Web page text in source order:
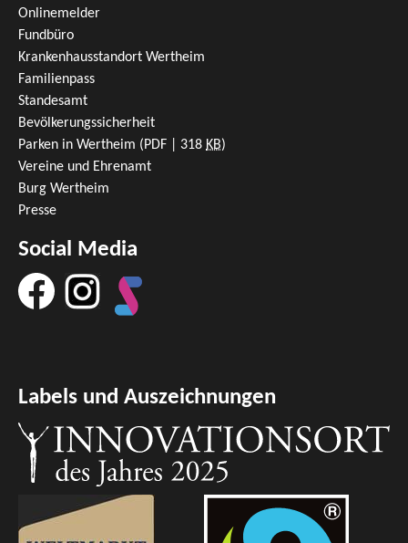
Onlinemelder
Fundbüro
Krankenhausstandort Wertheim
Familienpass
Standesamt
Bevölkerungssicherheit
Parken in Wertheim (PDF | 318 KB)
Vereine und Ehrenamt
Burg Wertheim
Presse
Social Media
Labels und Auszeichnungen